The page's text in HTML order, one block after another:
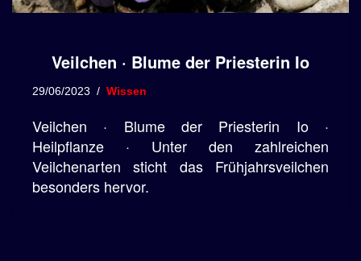
Veilchen · Blume der Priesterin Io
29/06/2023 Wissen
Veilchen · Blume der Priesterin Io ·
Heilpflanze · Unter den zahlreichen
Veilchenarten sticht das Frühjahrsveilchen
besonders hervor.